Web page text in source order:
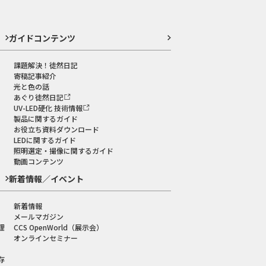
ガイドコンテンツ
課題解決！徒然日記
寄稿記事紹介
光と色の話
あぐり徒然日記
UV-LED硬化 技術情報
製品に関するガイド
お役立ち資料ダウンロード
LEDに関するガイド
照明選定・撮像に関するガイド
動画コンテンツ
新着情報／イベント
新着情報
メールマガジン
CCS OpenWorld（展示会）
オンラインセミナー